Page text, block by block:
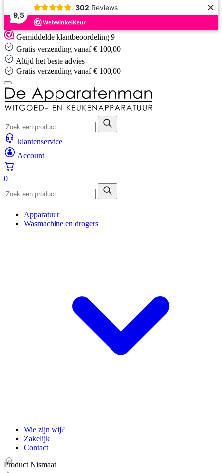
9,5
302 Reviews ×
Skip
to
content
Gemiddelde klantbeoordeling 9+
Gratis verzending vanaf € 100,00
Altijd het beste advies
Gratis verzending vanaf € 100,00
klantenservice
Account
0
Apparatuur
Wasmachine en drogers
Wie zijn wij?
Zakelijk
Contact
Product Nismaat